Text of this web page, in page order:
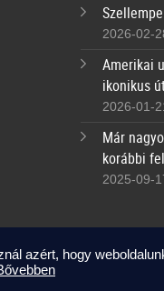
2026-02-
Amerikai
ikonikus
2026-01-
Már
korábbi
2025-09-
azért, hogy